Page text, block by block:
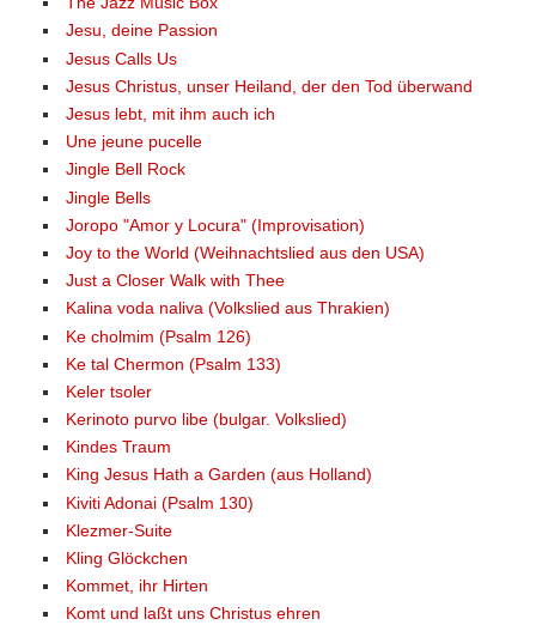
Jesu, deine Passion
Jesus Calls Us
Jesus Christus, unser Heiland, der den Tod überwand
Jesus lebt, mit ihm auch ich
Une jeune pucelle
Jingle Bell Rock
Jingle Bells
Joropo "Amor y Locura" (Improvisation)
Joy to the World (Weihnachtslied aus den USA)
Just a Closer Walk with Thee
Kalina voda naliva (Volkslied aus Thrakien)
Ke cholmim (Psalm 126)
Ke tal Chermon (Psalm 133)
Keler tsoler
Kerinoto purvo libe (bulgar. Volkslied)
Kindes Traum
King Jesus Hath a Garden (aus Holland)
Kiviti Adonai (Psalm 130)
Klezmer-Suite
Kling Glöckchen
Kommet, ihr Hirten
Komt und laßt uns Christus ehren